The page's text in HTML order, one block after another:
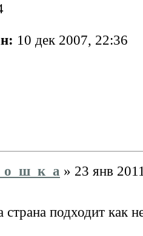
10 дек 2007, 22:36
» 23 янв
подходит как